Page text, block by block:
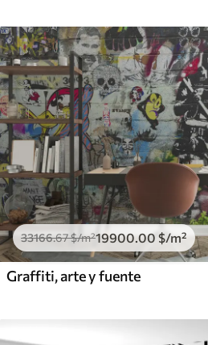
33166.67$/m²19900.00 $/m²
Graffiti, arte y fuente